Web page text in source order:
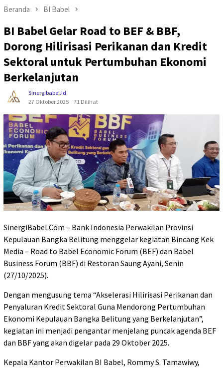
Beranda BI Babel
BI Babel Gelar Road to BEF & BBF,
Dorong Hilirisasi Perikanan dan Kredit
Sektoral untuk Pertumbuhan Ekonomi
Berkelanjutan
Sinergibabel.id
27 Oktober 2025
71 Dilihat
SinergiBabel.Com – Bank Indonesia Perwakilan Provinsi
Kepulauan Bangka Belitung menggelar kegiatan Bincang Kek
Media – Road to Babel Economic Forum (BEF) dan Babel
Business Forum (BBF) di Restoran Saung Ayani, Senin
(27/10/2025).
Dengan mengusung tema “Akselerasi Hilirisasi Perikanan dan
Penyaluran Kredit Sektoral Guna Mendorong Pertumbuhan
Ekonomi Kepulauan Bangka Belitung yang Berkelanjutan”,
kegiatan ini menjadi pengantar menjelang puncak agenda BEF
dan BBF yang akan digelar pada 29 Oktober 2025.
Kepala Kantor Perwakilan BI Babel, Rommy S. Tamawiwy,